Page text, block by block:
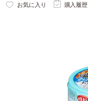
お気に入り 購入履歴